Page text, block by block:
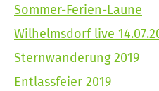
Sommer-Ferien-Laune
Wilhelmsdorf live
Sternwanderung 2019
Entlassfeier 2019